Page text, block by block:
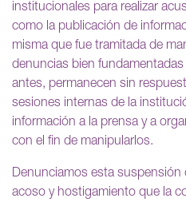
institucionales para realizar
como la publicación de
misma que fue tramitada de
denuncias bien
antes, permanecen sin
sesiones internas de la
información a la prensa y a
con el fin de manipularlos.
Denunciamos esta suspensión
acoso y hostigamiento que la